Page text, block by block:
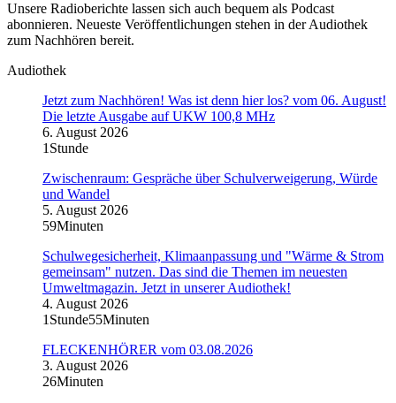
Unsere Radioberichte lassen sich auch bequem als Podcast
abonnieren. Neueste Veröffentlichungen stehen in der Audiothek
zum Nachhören bereit.
Audiothek
Jetzt zum Nachhören! Was ist denn hier los? vom 06. August!
Die letzte Ausgabe auf UKW 100,8 MHz
6. August 2026
1Stunde
Zwischenraum: Gespräche über Schulverweigerung, Würde
und Wandel
5. August 2026
59Minuten
Schulwegesicherheit, Klimaanpassung und "Wärme & Strom
gemeinsam" nutzen. Das sind die Themen im neuesten
Umweltmagazin. Jetzt in unserer Audiothek!
4. August 2026
1Stunde55Minuten
FLECKENHÖRER vom 03.08.2026
3. August 2026
26Minuten